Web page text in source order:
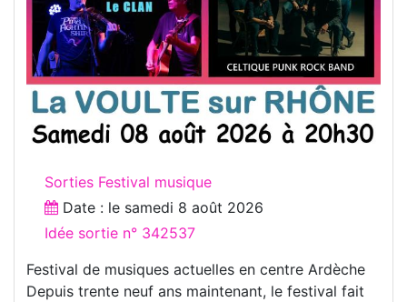
Sorties Festival musique
Date : le samedi 8 août 2026
Idée sortie n° 342537
Festival de musiques actuelles en centre Ardèche
Depuis trente neuf ans maintenant, le festival fait